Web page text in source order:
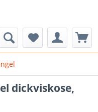
dickviskose,